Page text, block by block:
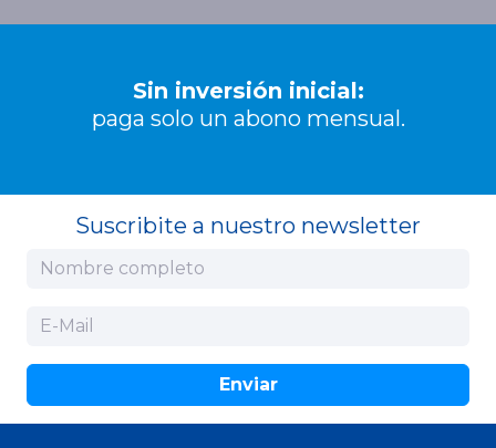
Sin inversión inicial:
paga solo un abono mensual.
Suscribite a nuestro newsletter
Enviar